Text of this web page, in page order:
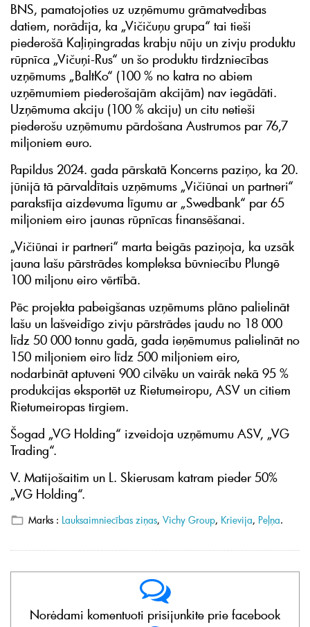
BNS, pamatojoties uz uzņēmumu grāmatvedības
datiem, norādīja, ka „Vičičuņu grupa“ tai tieši
piederošā Kaļiņingradas krabju nūju un zivju produktu
rūpnīca „Vičuņi-Rus“ un šo produktu tirdzniecības
uzņēmums „BaltKo“ (100 % no katra no abiem
uzņēmumiem piederošajām akcijām) nav iegādāti.
Uzņēmuma akciju (100 % akciju) un citu netieši
piederošu uzņēmumu pārdošana Austrumos par 76,7
miljoniem euro.
Papildus 2024. gada pārskatā Koncerns paziņo, ka 20.
jūnijā tā pārvaldītais uzņēmums „Vičiūnai un partneri“
parakstīja aizdevuma līgumu ar „Swedbank“ par 65
miljoniem eiro jaunas rūpnīcas finansēšanai.
„Vičiūnai ir partneri“ marta beigās paziņoja, ka uzsāk
jauna lašu pārstrādes kompleksa būvniecību Plungē
100 miljonu eiro vērtībā.
Pēc projekta pabeigšanas uzņēmums plāno palielināt
lašu un lašveidīgo zivju pārstrādes jaudu no 18 000
līdz 50 000 tonnu gadā, gada ieņēmumus palielināt no
150 miljoniem eiro līdz 500 miljoniem eiro,
nodarbināt aptuveni 900 cilvēku un vairāk nekā 95 %
produkcijas eksportēt uz Rietumeiropu, ASV un citiem
Rietumeiropas tirgiem.
Šogad „VG Holding“ izveidoja uzņēmumu ASV, „VG
Trading“.
V. Matijošaitim un L. Skierusam katram pieder 50%
„VG Holding“.
Marks : Lauksaimniecības ziņas, Vichy Group, Krievija, Peļņa.
Norėdami komentuoti prisijunkite prie facebook